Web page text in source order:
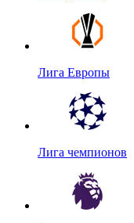
Лига Европы
Лига чемпионов